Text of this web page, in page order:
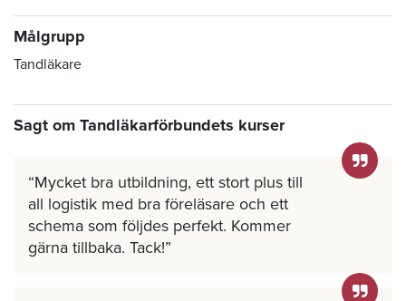
Målgrupp
Tandläkare
Sagt om Tandläkarförbundets kurser
Mycket bra utbildning, ett stort plus till
all logistik med bra föreläsare och ett
schema som följdes perfekt. Kommer
gärna tillbaka. Tack!